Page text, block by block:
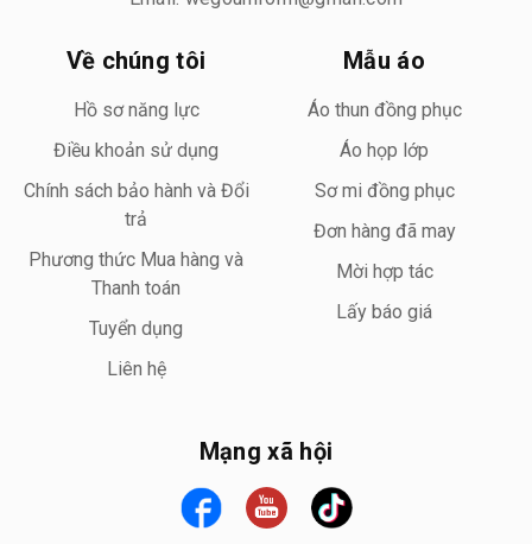
Về chúng tôi
Hồ sơ năng lực
Điều khoản sử dụng
Chính sách bảo hành và Đổi
trả
Phương thức Mua hàng và
Thanh toán
Tuyển dụng
Liên hệ
Mẫu áo
Áo thun đồng phục
Áo họp lớp
Sơ mi đồng phục
Đơn hàng đã may
Mời hợp tác
Lấy báo giá
Mạng xã hội